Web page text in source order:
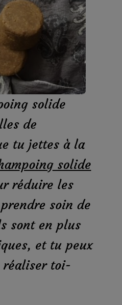
solide
de
tu jettes à la
solide
réduire les
soin de
sont en plus
et tu peux
toi-